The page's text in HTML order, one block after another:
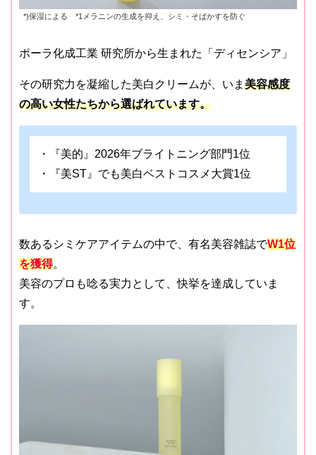
*)保湿による *1メラニンの生成を抑え、シミ・そばかすを防ぐ
ポーラ化成工業 研究所から生まれた「ディセンシア」
その研究力を凝縮した美白クリームが、いま 美容感度
の高い女性たちから選ばれています。
・『美的』2026年ブライトニング部門1位
・『美ST』でも美白ベストコスメ大賞1位
数あるシミケアアイテムの中で、有名美容雑誌でW1位
を獲得。
美容のプロも唸る実力として、快挙を達成していま
す。